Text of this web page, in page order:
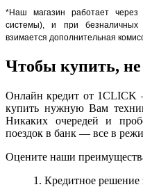
*Наш магазин работает через
системы), и при
взимается дополнительная
Чтобы купить,
Онлайн кредит от 1CLICK
купить нужную Вам
Никаких очередей и
поездок в банк — все в
Оцените наши
1. Кредитное решение